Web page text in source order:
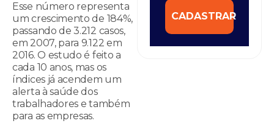
Esse número representa
um crescimento de 184%,
passando de 3.212 casos,
em 2007, para 9.122 em
2016. O estudo é feito a
cada 10 anos, mas os
índices já acendem um
alerta à saúde dos
trabalhadores e também
para as empresas.
CADASTRAR